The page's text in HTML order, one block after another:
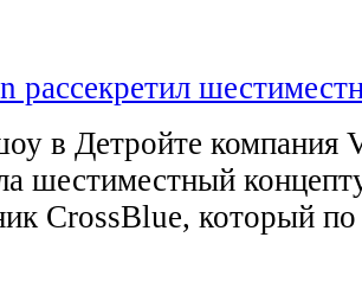
рассекретил
в Детройте компания
шестиместный
CrossBlue, который